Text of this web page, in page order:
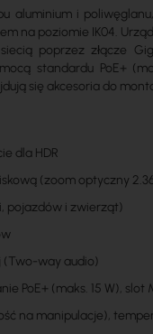
aluminium i
na poziomie IK04.
poprzez złącze
standardu PoE+
się akcesoria do
dla HDR
(zoom optyczny
pojazdów i zwierząt)
(Two-way audio)
PoE+ (maks. 15 W), slot
na manipulacje),